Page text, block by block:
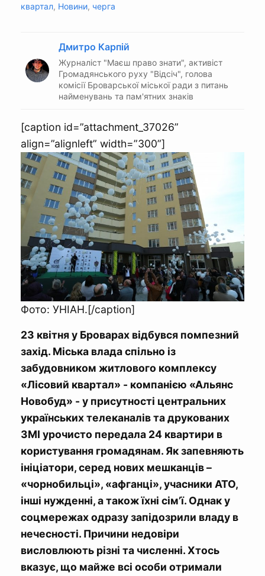
квартал, Новини, черга
Дмитро Карпій
Журналіст "Маєш право знати", активіст
Громадянського руху "Відсіч", голова
комісії Броварської міської ради з питань
найменувань та пам'ятних знаків
[caption id=”attachment_37026”
align=”alignleft” width=”300”]
Фото: УНІАН.[/caption]
23 квітня у Броварах відбувся помпезний
захід. Міська влада спільно із
забудовником житлового комплексу
«Лісовий квартал» - компанією «Альянс
Новобуд» - у присутності центральних
українських телеканалів та друкованих
ЗМІ урочисто передала 24 квартири в
користування громадянам. Як запевняють
ініціатори, серед нових мешканців –
«чорнобильці», «афганці», учасники АТО,
інші нужденні, а також їхні сім’ї. Однак у
соцмережах одразу запідозрили владу в
нечесності. Причини недовіри
висловлюють різні та численні. Хтось
вказує, що майже всі особи отримали